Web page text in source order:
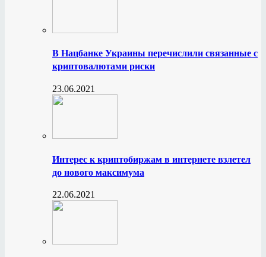
В Нацбанке Украины перечислили связанные с
криптовалютами риски
23.06.2021
Интерес к криптобиржам в интернете взлетел
до нового максимума
22.06.2021